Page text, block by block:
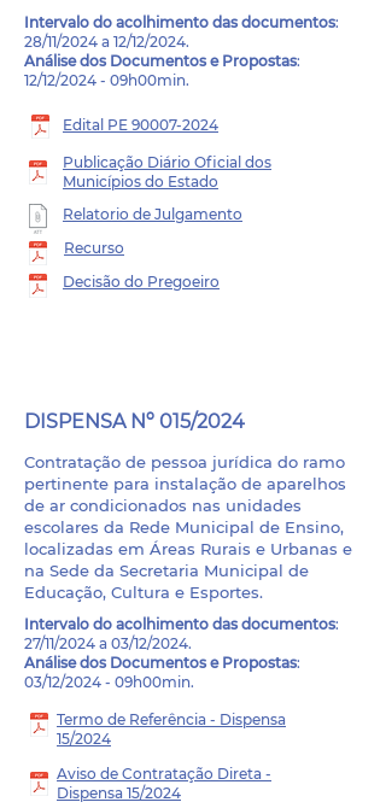
Intervalo do acolhimento das documentos:
28/11/2024 a 12/12/2024.
Análise dos Documentos e Propostas:
12/12/2024 - 09h00min.
Edital PE 90007-2024
Publicação Diário Oficial dos
Municípios do Estado
Relatorio de Julgamento
Recurso
Decisão do Pregoeiro
DISPENSA Nº 015/2024
Contratação de pessoa jurídica do ramo
pertinente para instalação de aparelhos
de ar condicionados nas unidades
escolares da Rede Municipal de Ensino,
localizadas em Áreas Rurais e Urbanas e
na Sede da Secretaria Municipal de
Educação, Cultura e Esportes.
Intervalo do acolhimento das documentos:
27/11/2024 a 03/12/2024.
Análise dos Documentos e Propostas:
03/12/2024 - 09h00min.
Termo de Referência - Dispensa
15/2024
Aviso de Contratação Direta -
Dispensa 15/2024